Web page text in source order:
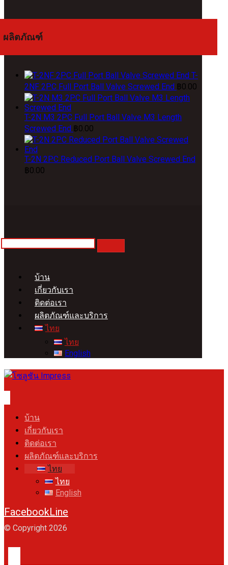
ผลิตภัณฑ์
T-
2NF 2PC Full Port Ball Valve Screwed End ฿0.00
T-2N M3 2PC Full Port Ball Valve M3 Length
Screwed End ฿0.00
T-2N 2PC Reduced Port Ball Valve Screwed End
฿0.00
บ้าน
เกี่ยวกับเรา
ติดต่อเรา
ผลิตภัณฑ์และบริการ
ไทย
ไทย
English
บ้าน
เกี่ยวกับเรา
ติดต่อเรา
ผลิตภัณฑ์และบริการ
ไทย
ไทย
English
FacebookLine
© Copyright 2026